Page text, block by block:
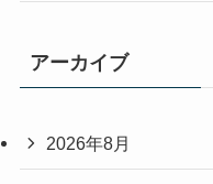
アーカイブ
2026年8月